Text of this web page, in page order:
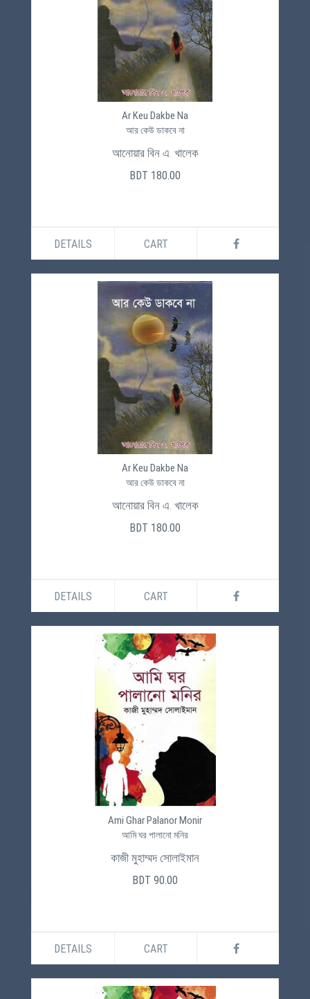
Ar Keu Dakbe Na
আর কেউ ডাকবে না
আনোয়ার বিন এ. খালেক
BDT 180.00
DETAILS CART
Ar Keu Dakbe Na
আর কেউ ডাকবে না
আনোয়ার বিন এ. খালেক
BDT 180.00
DETAILS CART
Ami Ghar Palanor Monir
আমি ঘর পালানো মনির
কাজী মুহাম্মদ সোলাইমান
BDT 90.00
DETAILS CART